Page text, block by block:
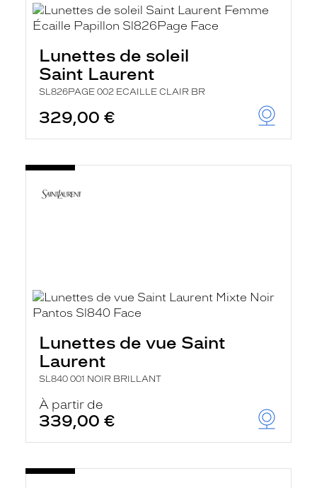
Lunettes de soleil
Saint Laurent
SL826PAGE 002 ECAILLE CLAIR BR
329,00 €
Lunettes de vue Saint
Laurent
SL840 001 NOIR BRILLANT
À partir de
339,00 €